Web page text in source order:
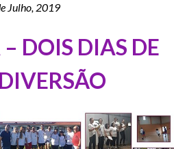
Julho, 2019
DOIS DIAS DE